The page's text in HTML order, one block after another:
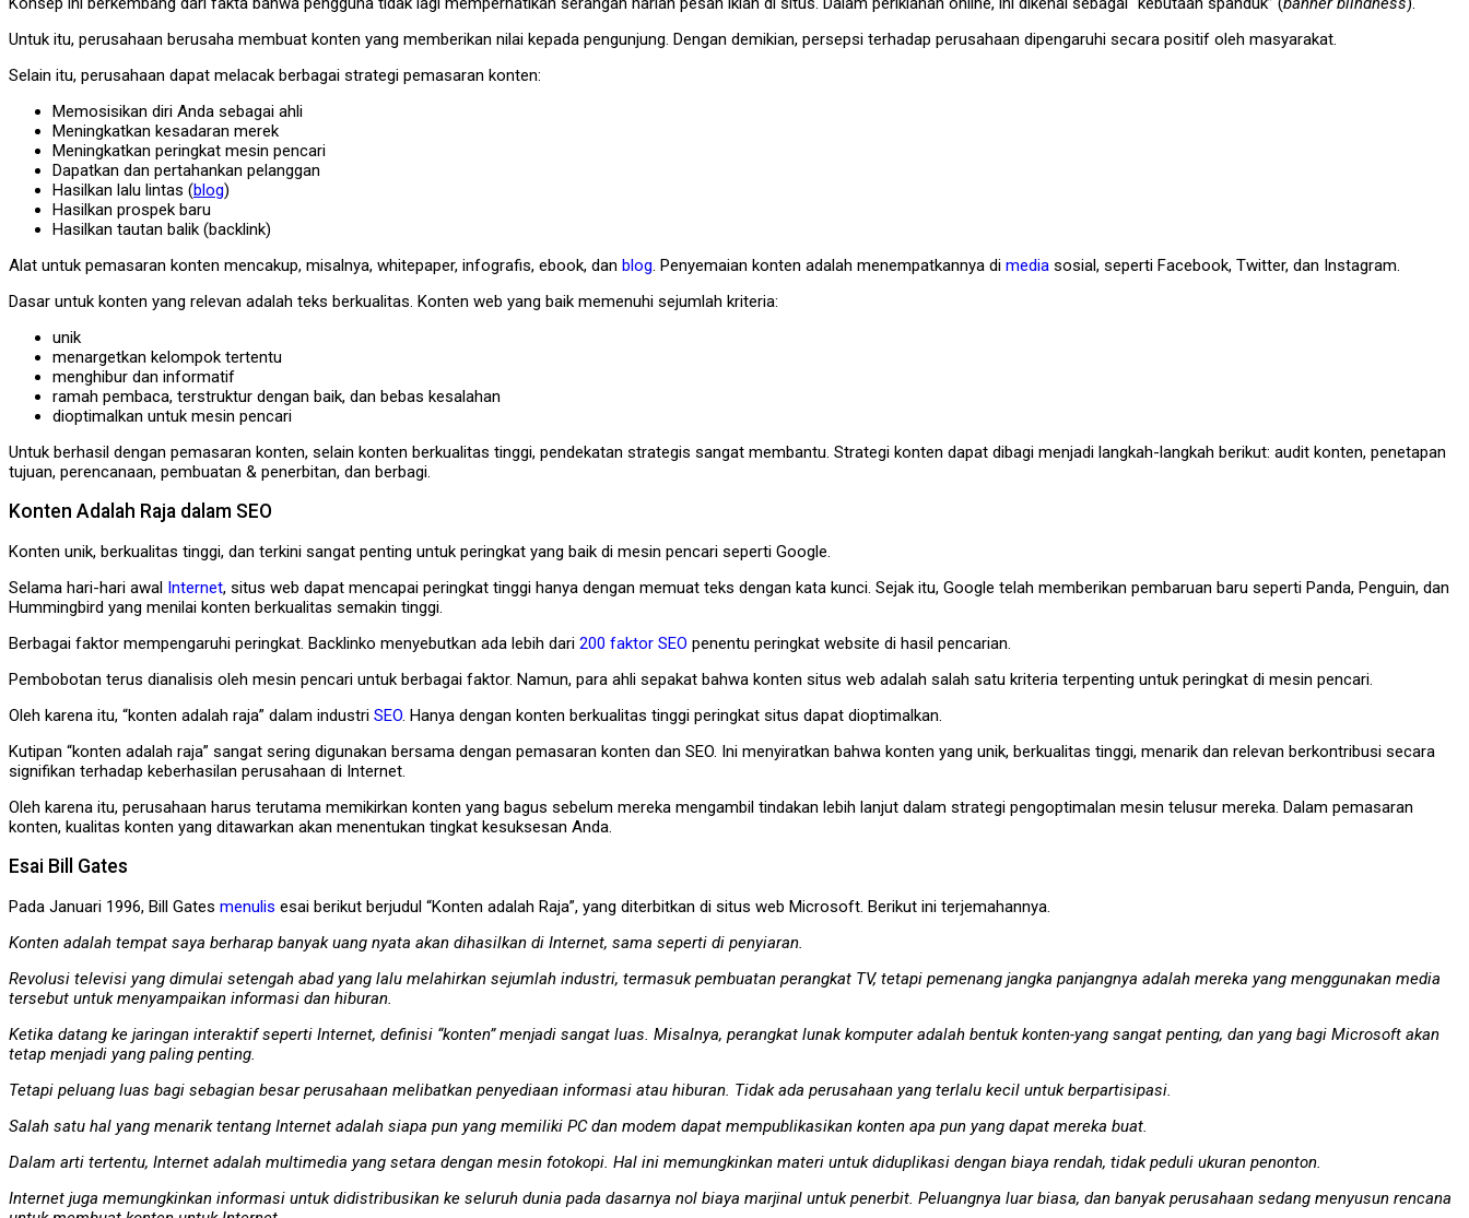
Untuk itu, perusahaan berusaha membuat konten yang memberikan nilai kepada pengunjung. Dengan demikian, persepsi terhadap perusahaan dipengaruhi secara positif oleh masyarakat.
Selain itu, perusahaan dapat melacak berbagai strategi pemasaran konten:
Memosisikan diri Anda sebagai ahli
Meningkatkan kesadaran merek
Meningkatkan peringkat mesin pencari
Dapatkan dan pertahankan pelanggan
Hasilkan lalu lintas (blog)
Hasilkan prospek baru
Hasilkan tautan balik (backlink)
Alat untuk pemasaran konten mencakup, misalnya, whitepaper, infografis, ebook, dan blog. Penyemaian konten adalah menempatkannya di media sosial, seperti Facebook, Twitter, dan Instagram.
Dasar untuk konten yang relevan adalah teks berkualitas. Konten web yang baik memenuhi sejumlah kriteria:
unik
menargetkan kelompok tertentu
menghibur dan informatif
ramah pembaca, terstruktur dengan baik, dan bebas kesalahan
dioptimalkan untuk mesin pencari
Untuk berhasil dengan pemasaran konten, selain konten berkualitas tinggi, pendekatan strategis sangat membantu. Strategi konten dapat dibagi menjadi langkah-langkah berikut: audit konten, penetapan
tujuan, perencanaan, pembuatan & penerbitan, dan berbagi.
Konten Adalah Raja dalam SEO
Konten unik, berkualitas tinggi, dan terkini sangat penting untuk peringkat yang baik di mesin pencari seperti Google.
Selama hari-hari awal Internet, situs web dapat mencapai peringkat tinggi hanya dengan memuat teks dengan kata kunci. Sejak itu, Google telah memberikan pembaruan baru seperti Panda, Penguin, dan
Hummingbird yang menilai konten berkualitas semakin tinggi.
Berbagai faktor mempengaruhi peringkat. Backlinko menyebutkan ada lebih dari 200 faktor SEO penentu peringkat website di hasil pencarian.
Pembobotan terus dianalisis oleh mesin pencari untuk berbagai faktor. Namun, para ahli sepakat bahwa konten situs web adalah salah satu kriteria terpenting untuk peringkat di mesin pencari.
Oleh karena itu, “konten adalah raja” dalam industri SEO. Hanya dengan konten berkualitas tinggi peringkat situs dapat dioptimalkan.
Kutipan “konten adalah raja” sangat sering digunakan bersama dengan pemasaran konten dan SEO. Ini menyiratkan bahwa konten yang unik, berkualitas tinggi, menarik dan relevan berkontribusi secara
signifikan terhadap keberhasilan perusahaan di Internet.
Oleh karena itu, perusahaan harus terutama memikirkan konten yang bagus sebelum mereka mengambil tindakan lebih lanjut dalam strategi pengoptimalan mesin telusur mereka. Dalam pemasaran
konten, kualitas konten yang ditawarkan akan menentukan tingkat kesuksesan Anda.
Esai Bill Gates
Pada Januari 1996, Bill Gates menulis esai berikut berjudul “Konten adalah Raja”, yang diterbitkan di situs web Microsoft. Berikut ini terjemahannya.
Konten adalah tempat saya berharap banyak uang nyata akan dihasilkan di Internet, sama seperti di penyiaran.
Revolusi televisi yang dimulai setengah abad yang lalu melahirkan sejumlah industri, termasuk pembuatan perangkat TV, tetapi pemenang jangka panjangnya adalah mereka yang menggunakan media
tersebut untuk menyampaikan informasi dan hiburan.
Ketika datang ke jaringan interaktif seperti Internet, definisi “konten” menjadi sangat luas. Misalnya, perangkat lunak komputer adalah bentuk konten-yang sangat penting, dan yang bagi Microsoft akan
tetap menjadi yang paling penting.
Tetapi peluang luas bagi sebagian besar perusahaan melibatkan penyediaan informasi atau hiburan. Tidak ada perusahaan yang terlalu kecil untuk berpartisipasi.
Salah satu hal yang menarik tentang Internet adalah siapa pun yang memiliki PC dan modem dapat mempublikasikan konten apa pun yang dapat mereka buat.
Dalam arti tertentu, Internet adalah multimedia yang setara dengan mesin fotokopi. Hal ini memungkinkan materi untuk diduplikasi dengan biaya rendah, tidak peduli ukuran penonton.
Internet juga memungkinkan informasi untuk didistribusikan ke seluruh dunia pada dasarnya nol biaya marjinal untuk penerbit. Peluangnya luar biasa, dan banyak perusahaan sedang menyusun rencana